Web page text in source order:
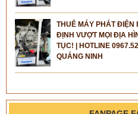
THUÊ MÁY PHÁT ĐIỆN
ĐỊNH VƯỢT MỌI ĐỊA
TỤC! | HOTLINE
QUẢNG NINH